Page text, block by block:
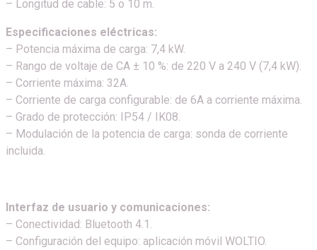
– Longitud de cable: 5 o 10 m.
Especificaciones eléctricas:
– Potencia máxima de carga: 7,4 kW.
– Rango de voltaje de CA ± 10 %: de 220 V a 240 V (7,4 kW).
– Corriente máxima: 32A.
– Corriente de carga configurable: de 6A a corriente máxima.
– Grado de protección: IP54 / IK08.
– Modulación de la potencia de carga: sonda de corriente
incluida.
Interfaz de usuario y comunicaciones:
– Conectividad: Bluetooth 4.1.
– Configuración del equipo: aplicación móvil WOLTIO.